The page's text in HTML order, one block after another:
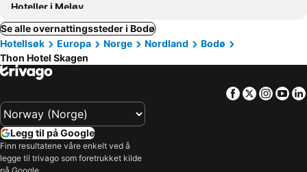
Hoteller i Meløy
Se alle overnattingssteder i Bodø
Hotellsøk
Europa Norge Nordland
Bodø
Thon Hotel Skagen
Facebook
Twitter
Legg til på Google
Finn resultatene våre enkelt ved å
legge til trivago som foretrukket kilde